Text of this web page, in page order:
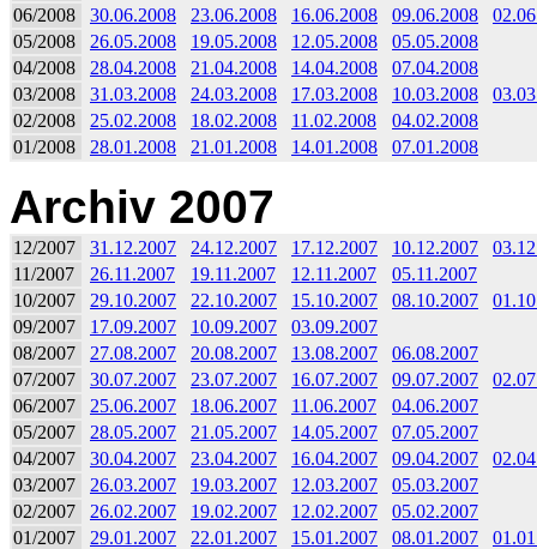
06/2008
30.06.2008 23.06.2008 16.06.2008 09.06.2008
05/2008
26.05.2008 19.05.2008 12.05.2008
05.05.2008
04/2008
28.04.2008 21.04.2008 14.04.2008
07.04.2008
03/2008
31.03.2008 24.03.2008 17.03.2008 10.03.2008
02/2008
25.02.2008 18.02.2008 11.02.2008
04.02.2008
01/2008
28.01.2008 21.01.2008 14.01.2008 07.01.2008
Archiv 2007
12/2007 31.12.2007 24.12.2007 17.12.2007 10.12.2007
11/2007
26.11.2007 19.11.2007 12.11.2007
05.11.2007
10/2007
29.10.2007 22.10.2007 15.10.2007 08.10.2007
09/2007
17.09.2007 10.09.2007
03.09.2007
08/2007
27.08.2007 20.08.2007 13.08.2007
06.08.2007
07/2007
30.07.2007 23.07.2007 16.07.2007 09.07.2007
06/2007
25.06.2007 18.06.2007 11.06.2007
04.06.2007
05/2007
28.05.2007 21.05.2007 14.05.2007
07.05.2007
04/2007
30.04.2007 23.04.2007 16.04.2007 09.04.2007
03/2007
26.03.2007 19.03.2007 12.03.2007
05.03.2007
02/2007
26.02.2007 19.02.2007 12.02.2007
05.02.2007
01/2007
29.01.2007 22.01.2007 15.01.2007 08.01.2007